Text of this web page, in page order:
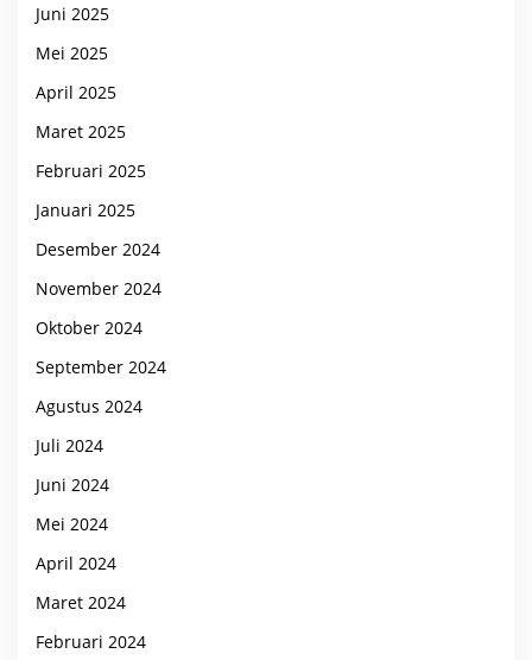
Juni 2025
Mei 2025
April 2025
Maret 2025
Februari 2025
Januari 2025
Desember 2024
November 2024
Oktober 2024
September 2024
Agustus 2024
Juli 2024
Juni 2024
Mei 2024
April 2024
Maret 2024
Februari 2024